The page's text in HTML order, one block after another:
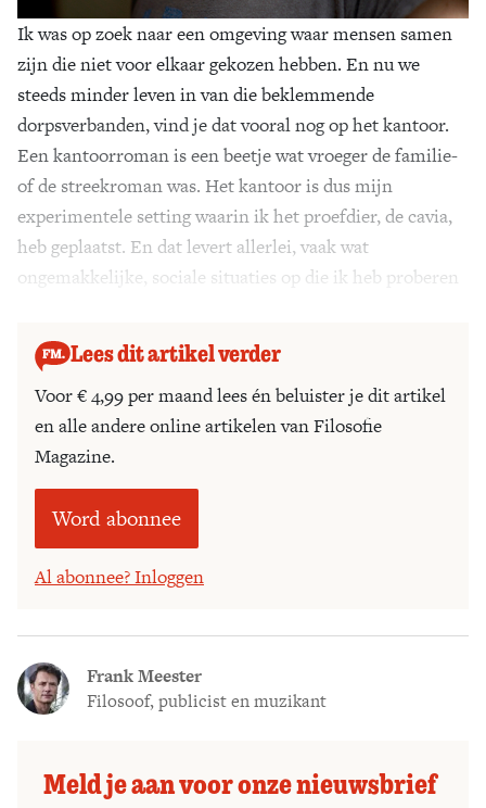
Ik was op zoek naar een omgeving waar mensen samen
zijn die niet voor elkaar gekozen hebben. En nu we
steeds minder leven in van die beklemmende
dorpsverbanden, vind je dat vooral nog op het kantoor.
Een kantoorroman is een beetje wat vroeger de familie-
of de streekroman was. Het kantoor is dus mijn
experimentele setting waarin ik het proefdier, de cavia,
heb geplaatst. En dat levert allerlei, vaak wat
ongemakkelijke, sociale situaties op die ik heb proberen
Lees dit artikel verder
Voor € 4,99 per maand lees én beluister je dit artikel
en alle andere online artikelen van Filosofie
Magazine.
Word abonnee
Al abonnee? Inloggen
Frank Meester
Filosoof, publicist en muzikant
Meld je aan voor onze nieuwsbrief